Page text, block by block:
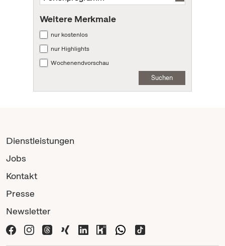
Weitere Merkmale
nur kostenlos
nur Highlights
Wochenendvorschau
Suchen
Dienstleistungen
Jobs
Kontakt
Presse
Newsletter